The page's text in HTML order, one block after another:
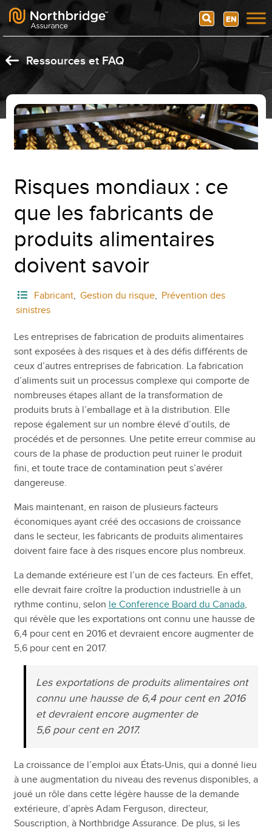
Skip to content
Search EN
Ressources et FAQ
Risques mondiaux : ce
que les fabricants de
produits alimentaires
doivent savoir
Fabricant, Gestion du risque, Prévention des
sinistres
Les entreprises de fabrication de produits alimentaires
sont exposées à des risques et à des défis différents de
ceux d’autres entreprises de fabrication. La fabrication
d’aliments suit un processus complexe qui comporte de
nombreuses étapes allant de la transformation de
produits bruts à l’emballage et à la distribution. Elle
repose également sur un nombre élevé d’outils, de
procédés et de personnes. Une petite erreur commise au
cours de la phase de production peut ruiner le produit
fini, et toute trace de contamination peut s’avérer
dangereuse.
Mais maintenant, en raison de plusieurs facteurs
économiques ayant créé des occasions de croissance
dans le secteur, les fabricants de produits alimentaires
doivent faire face à des risques encore plus nombreux.
La demande extérieure est l’un de ces facteurs. En effet,
elle devrait faire croître la production industrielle à un
rythme continu, selon le Conference Board du Canada,
qui révèle que les exportations ont connu une hausse de
6,4 pour cent en 2016 et devraient encore augmenter de
5,6 pour cent en 2017.
Les exportations de produits alimentaires ont
connu une hausse de 6,4 pour cent en 2016
et devraient encore augmenter de
5,6 pour cent en 2017.
La croissance de l’emploi aux États-Unis, qui a donné lieu
à une augmentation du niveau des revenus disponibles, a
joué un rôle dans cette légère hausse de la demande
extérieure, d’après Adam Ferguson, directeur,
Souscription, à Northbridge Assurance. De plus, si les